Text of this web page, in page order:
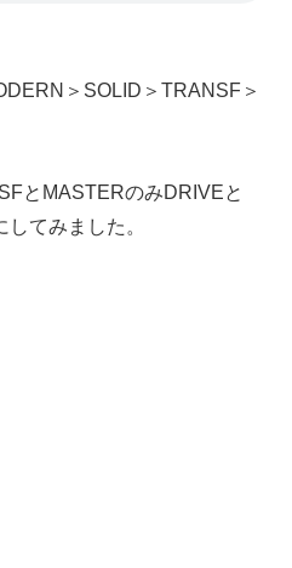
＞SOLID＞TRANSF＞
とMASTERのみDRIVEと
てみました。